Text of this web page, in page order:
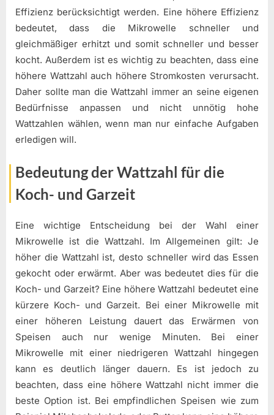
Effizienz berücksichtigt werden. Eine höhere Effizienz
bedeutet, dass die Mikrowelle schneller und
gleichmäßiger erhitzt und somit schneller und besser
kocht. Außerdem ist es wichtig zu beachten, dass eine
höhere Wattzahl auch höhere Stromkosten verursacht.
Daher sollte man die Wattzahl immer an seine eigenen
Bedürfnisse anpassen und nicht unnötig hohe
Wattzahlen wählen, wenn man nur einfache Aufgaben
erledigen will.
Bedeutung der Wattzahl für die
Koch- und Garzeit
Eine wichtige Entscheidung bei der Wahl einer
Mikrowelle ist die Wattzahl. Im Allgemeinen gilt: Je
höher die Wattzahl ist, desto schneller wird das Essen
gekocht oder erwärmt. Aber was bedeutet dies für die
Koch- und Garzeit? Eine höhere Wattzahl bedeutet eine
kürzere Koch- und Garzeit. Bei einer Mikrowelle mit
einer höheren Leistung dauert das Erwärmen von
Speisen auch nur wenige Minuten. Bei einer
Mikrowelle mit einer niedrigeren Wattzahl hingegen
kann es deutlich länger dauern. Es ist jedoch zu
beachten, dass eine höhere Wattzahl nicht immer die
beste Option ist. Bei empfindlichen Speisen wie zum